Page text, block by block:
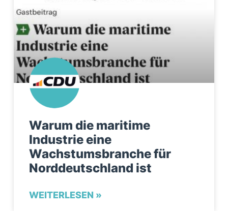
Warum die maritime
Industrie eine
Wachstumsbranche für
Norddeutschland ist
WEITERLESEN »